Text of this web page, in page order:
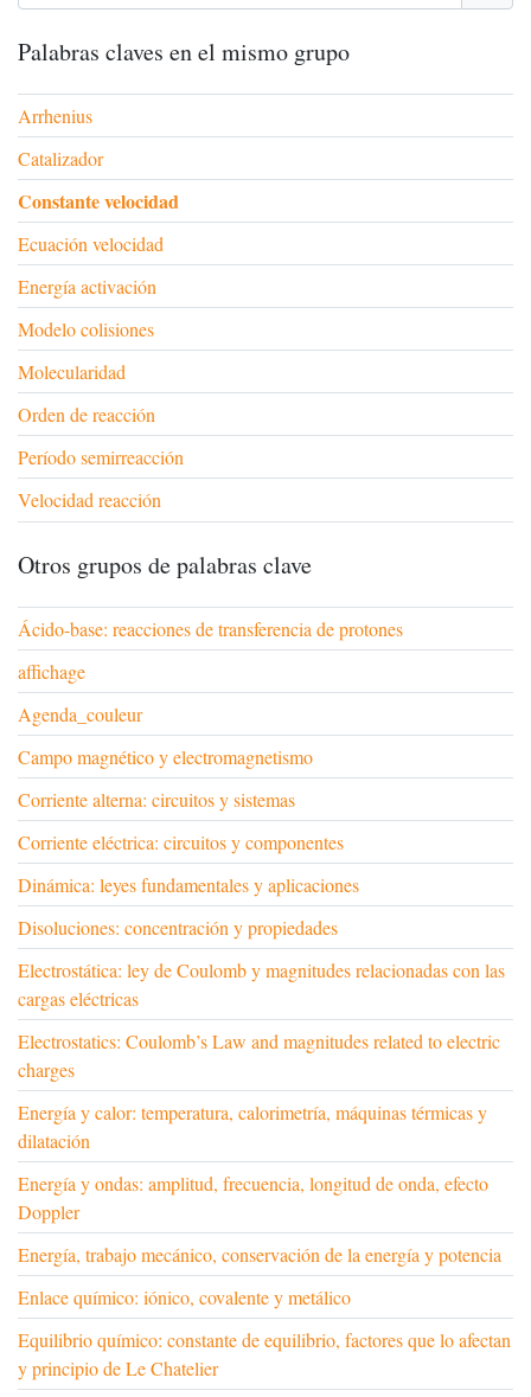
Palabras claves en el mismo grupo
Arrhenius
Catalizador
Constante velocidad
Ecuación velocidad
Energía activación
Modelo colisiones
Molecularidad
Orden de reacción
Período semirreacción
Velocidad reacción
Otros grupos de palabras clave
Ácido-base: reacciones de transferencia de protones
affichage
Agenda_couleur
Campo magnético y electromagnetismo
Corriente alterna: circuitos y sistemas
Corriente eléctrica: circuitos y componentes
Dinámica: leyes fundamentales y aplicaciones
Disoluciones: concentración y propiedades
Electrostática: ley de Coulomb y magnitudes relacionadas con las
cargas eléctricas
Electrostatics: Coulomb’s Law and magnitudes related to electric
charges
Energía y calor: temperatura, calorimetría, máquinas térmicas y
dilatación
Energía y ondas: amplitud, frecuencia, longitud de onda, efecto
Doppler
Energía, trabajo mecánico, conservación de la energía y potencia
Enlace químico: iónico, covalente y metálico
Equilibrio químico: constante de equilibrio, factores que lo afectan
y principio de Le Chatelier